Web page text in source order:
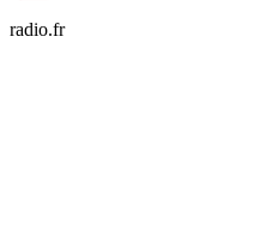
radio.fr